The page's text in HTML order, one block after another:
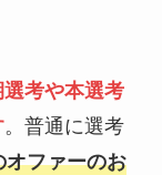
選考や本選考
。普通に選考
オファーのお